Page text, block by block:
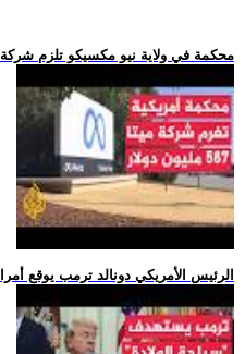
.. محكمة في ولاية نيو مكسيكو تلزم شركة ميتا بدفع
.. الرئيس الأمريكي دونالد ترمب يوقع